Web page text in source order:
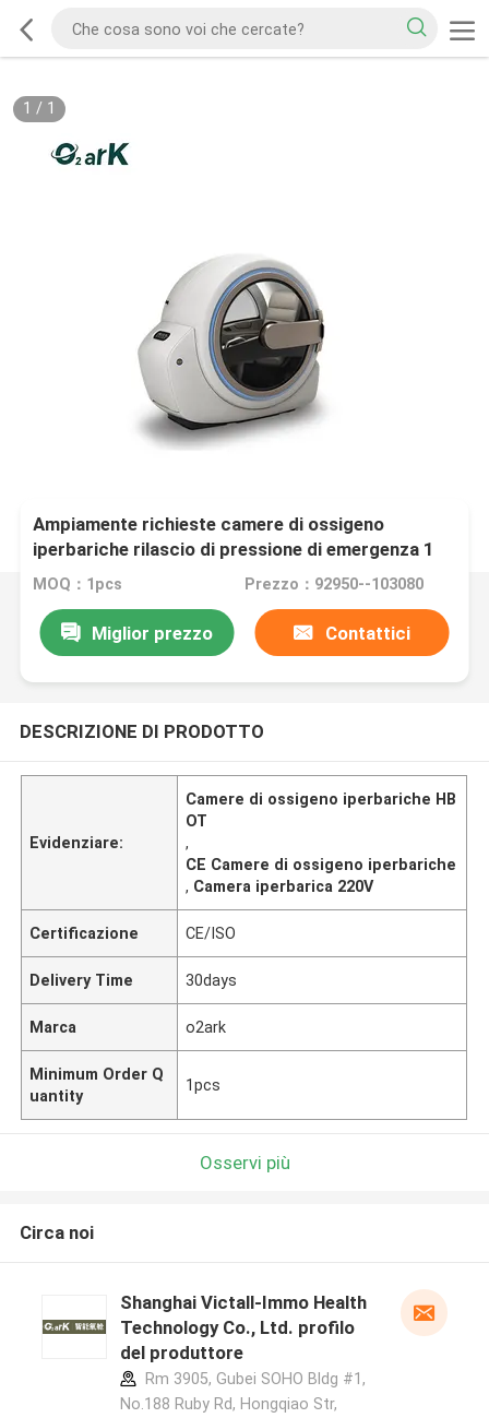
1 / 1
Ampiamente richieste camere di ossigeno
iperbariche rilascio di pressione di emergenza 1
min
MOQ：1pcs Prezzo：92950--103080
Miglior prezzo Contattici
DESCRIZIONE DI PRODOTTO
Evidenziare:
Camere di ossigeno iperbariche HB
OT
,
CE Camere di ossigeno iperbariche
, Camera iperbarica 220V
Certificazione CE/ISO
Delivery Time 30days
Marca o2ark
Minimum Order Q
uantity
1pcs
Osservi più
Circa noi
Shanghai Victall-Immo Health
Technology Co., Ltd. profilo
del produttore
Rm 3905, Gubei SOHO Bldg #1,
No.188 Ruby Rd, Hongqiao Str,